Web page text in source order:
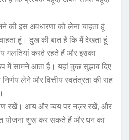
की इस अवधारणा को लेना चाहता हूं
हूं। दुख की बात है कि मैं देखता हूं
गलतियां करते रहते हैं और इसका
में सामने आता है। यहां कुछ सुझाव दिए
निर्णय लेने और वित्तीय स्वतंत्रता की राह
रखें। आय और व्यय पर नज़र रखें, और
योजना शुरू कर सकते हैं और धन का